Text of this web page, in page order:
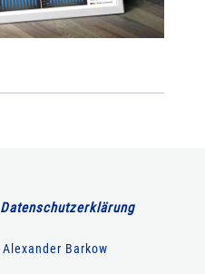
Datenschutzerklärung
Barkow